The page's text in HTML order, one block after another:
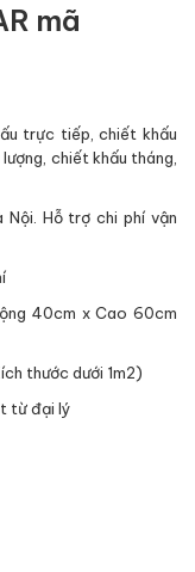
mã
trực tiếp, chiết khấu
chiết khấu tháng,
Nội. Hỗ trợ chi phí vận
40cm x Cao 60cm
thước dưới 1m2)
từ đại lý